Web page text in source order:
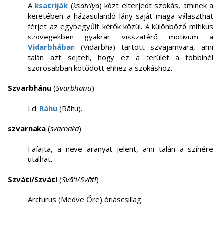
A ksatriják (kṣatriya) közt elterjedt szokás, aminek a
keretében a házasulandó lány saját maga választhat
férjet az egybegyűlt kérők közül. A különböző mitikus
szövegekben gyakran visszatérő motívum a
Vidarbhában (Vidarbha) tartott szvajamvara, ami
talán azt sejteti, hogy ez a terület a többinél
szorosabban kötődött ehhez a szokáshoz.
Szvarbhánu (Svarbhānu)
Ld. Ráhu (Rāhu).
szvarnaka (svarṇaka)
Fafajta, a neve aranyat jelent, ami talán a színére
utalhat.
Szváti/Szvátí(Svāti/Svātī)
Arcturus (Medve Őre) óriáscsillag.